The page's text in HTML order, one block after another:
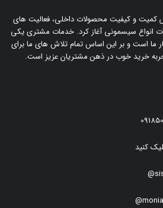
کمیت و کیفیت محصولات داخلی، فعالیت های
انواع سیسمونی آغاز کرد. خدمات مشتری یکی
ما است و بر این اساس تمام تلاش های ما برای
خرید خوب در ذهن مشتریان عزیز است.
کنید